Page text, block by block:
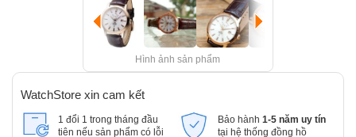
Hình ảnh sản phẩm
WatchStore xin cam kết
1 đổi 1 trong tháng đầu
tiên nếu sản phẩm có lỗi
Bảo hành 1-5 năm uy tín
tại hệ thống đồng hồ